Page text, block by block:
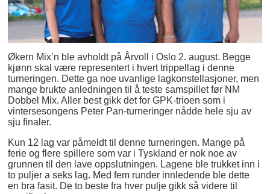
Økern Mix’n ble avholdt på Årvoll i Oslo 2. august. Begge
kjønn skal være representert i hvert trippellag i denne
turneringen. Dette ga noe uvanlige lagkonstellasjoner, men
mange brukte anledningen til å teste samspillet før NM
Dobbel Mix. Aller best gikk det for GPK-trioen som i
vintersesongens Peter Pan-turneringer nådde hele sju av
sju finaler.
Kun 12 lag var påmeldt til denne turneringen. Mange på
ferie og flere spillere som var i Tyskland er nok noe av
grunnen til den lave oppslutningen. Lagene ble trukket inn i
to puljer a seks lag. Med fem runder innledende ble dette
en bra fasit. De to beste fra hver pulje gikk så videre til